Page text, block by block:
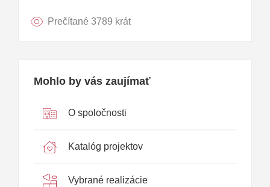
Prečítané 3789 krát
Mohlo by vás zaujímať
O spoločnosti
Katalóg projektov
Vybrané realizácie